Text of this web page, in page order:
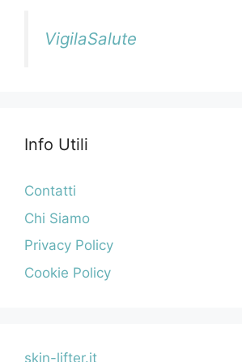
VigilaSalute
Info Utili
Contatti
Chi Siamo
Privacy Policy
Cookie Policy
skin-lifter.it